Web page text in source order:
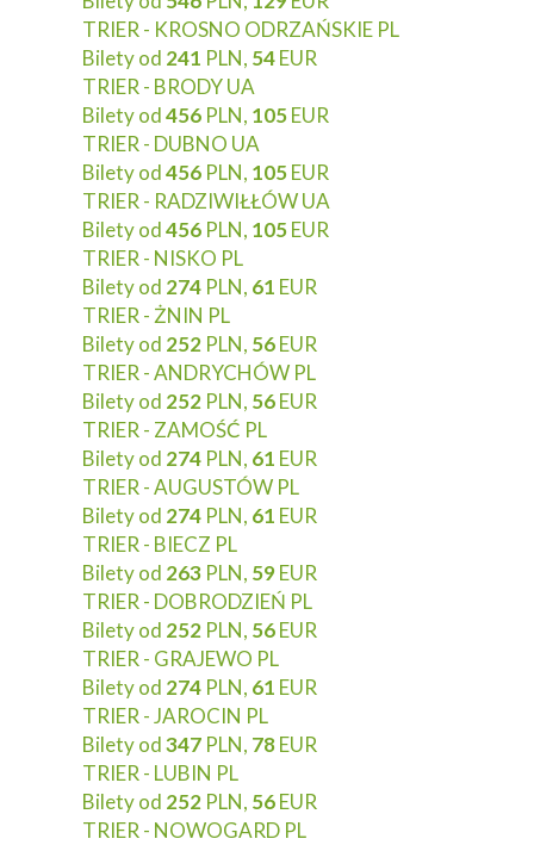
TRIER - KROSNO ODRZAŃSKIE PL
Bilety od 241 PLN, 54EUR
TRIER - BRODY UA
Bilety od456 PLN, 105EUR
TRIER - DUBNO UA
Bilety od456 PLN, 105EUR
TRIER - RADZIWIŁŁÓW UA
Bilety od456 PLN, 105EUR
TRIER - NISKO PL
Bilety od 274 PLN, 61 EUR
TRIER - ŻNIN PL
Bilety od 252 PLN, 56EUR
TRIER - ANDRYCHÓW PL
Bilety od 252 PLN, 56EUR
TRIER - ZAMOŚĆ PL
Bilety od 274 PLN, 61 EUR
TRIER - AUGUSTÓW PL
Bilety od 274 PLN, 61 EUR
TRIER - BIECZ PL
Bilety od 263 PLN, 59EUR
TRIER - DOBRODZIEŃ PL
Bilety od 252 PLN, 56EUR
TRIER - GRAJEWO PL
Bilety od 274 PLN, 61 EUR
TRIER - JAROCIN PL
Bilety od347 PLN, 78EUR
TRIER - LUBIN PL
Bilety od 252 PLN, 56EUR
TRIER - NOWOGARD PL